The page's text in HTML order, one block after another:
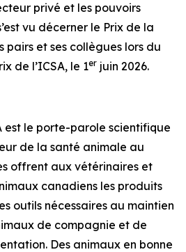
privé et les pouvoirs
vu décerner le Prix de la
pairs et ses collègues lors du
de l’ICSA, le 1er juin 2026.
est le porte-parole scientifique
de la santé animale au
offrent aux vétérinaires et
canadiens les produits
outils nécessaires au maintien
de compagnie et de
Des animaux en bonne